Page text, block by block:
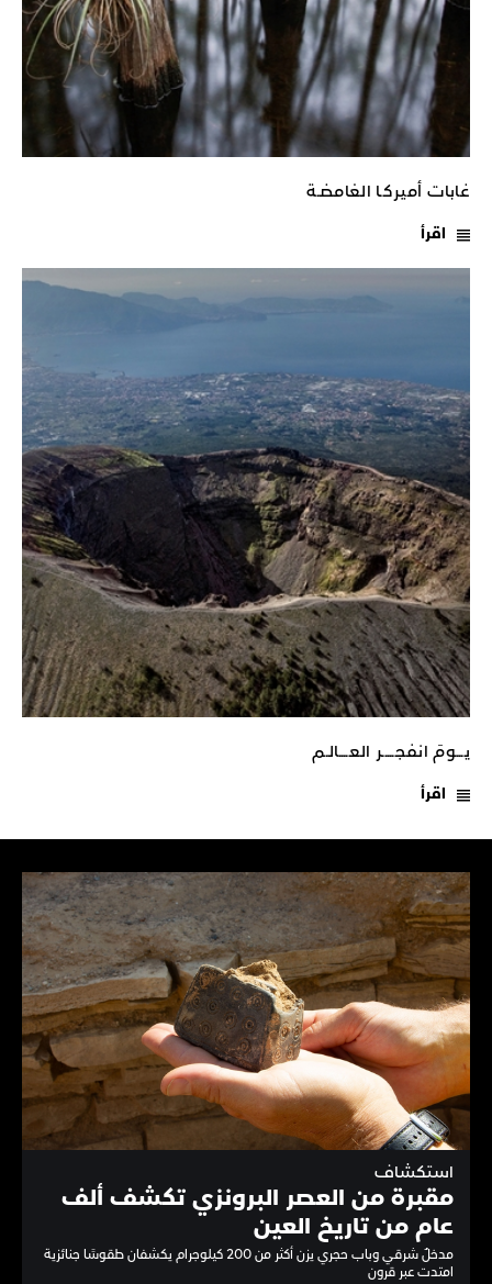
غابات أميركـا الغامضـة
اقرأ
يـــومَ انفجـــــر العــــالـم
اقرأ
استكشاف
مقبرة من العصر البرونزي تكشف ألف
عام من تاريخ العين
مدخلٌ شرقي وباب حجري يزن أكثر من 200 كيلوجرام يكشفان طقوسًا جنائزية
امتدت عبر قرون